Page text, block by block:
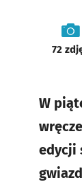
galeria
72
W
edycji